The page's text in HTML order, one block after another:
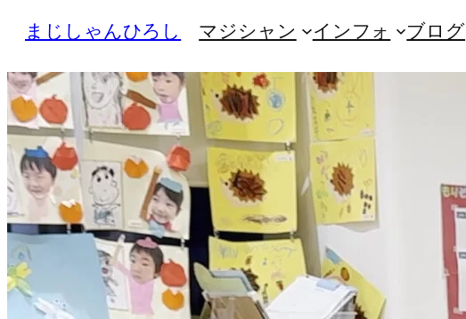
を
ス
キ
ッ
プ
まじしゃんひろし マジシャン インフォ ブログ